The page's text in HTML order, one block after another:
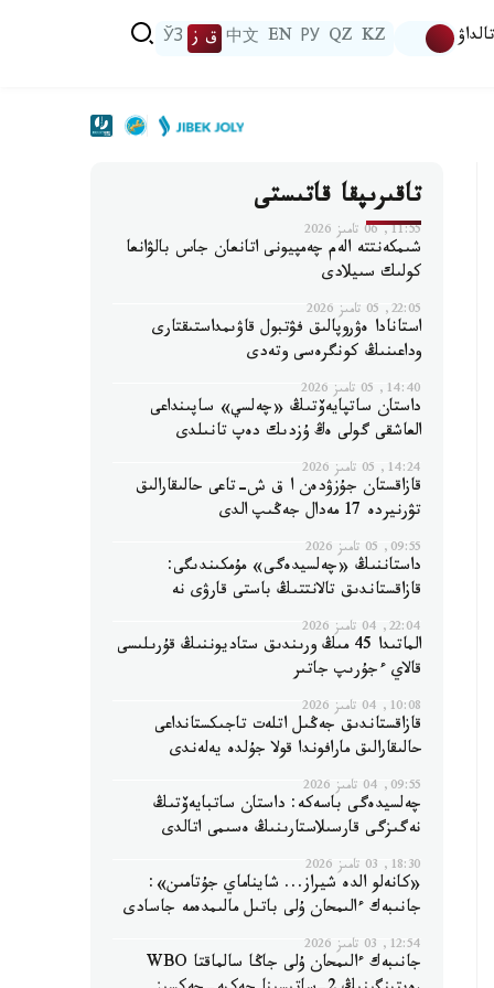
تالداۋ KZ
QZ
РУ
EN
中文 ق ز ЎЗ
تاقىرىپقا قاتىستى
11:55, 06 تامىز 2026
شىمكەنتتە الەم چەمپيونى اتانعان جاس بالۋانعا
كولىك سىيلادى
22:05, 05 تامىز 2026
استانادا ەۋروپالىق فۋتبول قاۋىمداستىقتارى
وداعىنىڭ كونگرەسى وتەدى
14:40, 05 تامىز 2026
داستان ساتپايەۆتىڭ «چەلسي» ساپىنداعى
العاشقى گولى ەڭ ۇزدىك دەپ تانىلدى
14:24, 05 تامىز 2026
قازاقستان جۇزۋدەن ا ق ش-تاعى حالىقارالىق
تۋرنيردە 17 مەدال جەڭىپ الدى
09:55, 05 تامىز 2026
داستاننىڭ «چەلسيدەگى» مۇمكىندىگى:
قازاقستاندىق تالانتتىڭ باستى قارۋى نە
22:04, 04 تامىز 2026
الماتىدا 45 مىڭ ورىندىق ستاديوننىڭ قۇرىلىسى
قالاي ءجۇرىپ جاتىر
10:08, 04 تامىز 2026
قازاقستاندىق جەڭىل اتلەت تاجىكستانداعى
حالىقارالىق مارافوندا قولا جۇلدە يەلەندى
09:55, 04 تامىز 2026
چەلسيدەگى باسەكە: داستان ساتبايەۆتىڭ
نەگىزگى قارسىلاستارىنىڭ ەسىمى اتالدى
18:30, 03 تامىز 2026
«كانەلو الدە شيراز... شايناماي جۇتامىن»:
جانىبەك ءالىمحان ۇلى باتىل مالىمدەمە جاسادى
12:54, 03 تامىز 2026
جانىبەك ءالىمحان ۇلى جاڭا سالماقتا WBO